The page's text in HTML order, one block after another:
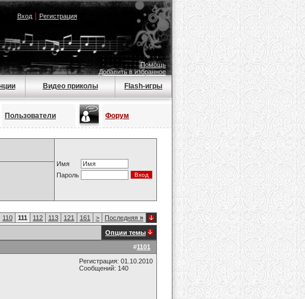
Вход| Регистрация
Помощь
Добавить в избранное
Видео приколы Flash-игры
Пользователи Форум
Имя
Пароль
110 111 112 113 121 161 > Последняя »
Опции темы
#1101
Регистрация: 01.10.2010
Сообщений: 140